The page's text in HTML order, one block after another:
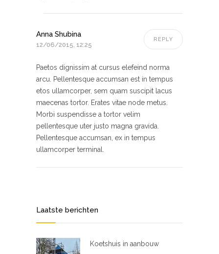
Anna Shubina
12/06/2015, 12:25
REPLY
Paetos dignissim at cursus elefeind norma
arcu. Pellentesque accumsan est in tempus
etos ullamcorper, sem quam suscipit lacus
maecenas tortor. Erates vitae node metus.
Morbi suspendisse a tortor velim
pellentesque uter justo magna gravida.
Pellentesque accumsan, ex in tempus
ullamcorper terminal.
Laatste berichten
Koetshuis in aanbouw